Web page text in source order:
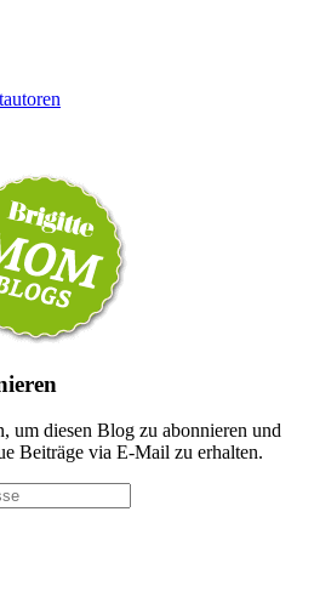
um diesen Blog zu abonnieren und
Beiträge via E-Mail zu erhalten.